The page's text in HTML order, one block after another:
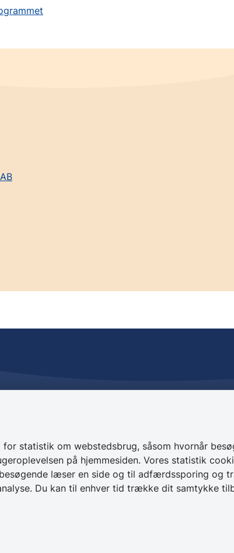
27
Skriv
Helsingør
statistik om webstedsbrug, såsom hvornår
på hjemmesiden. Vores statistik
læser en side og til adfærdssporing og
Du kan til enhver tid trække dit samtykke